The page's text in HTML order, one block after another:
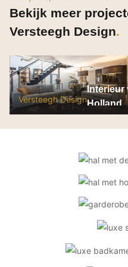
Bekijk meer
Versteegh Design
Versteegh Design
Interieur
Holland